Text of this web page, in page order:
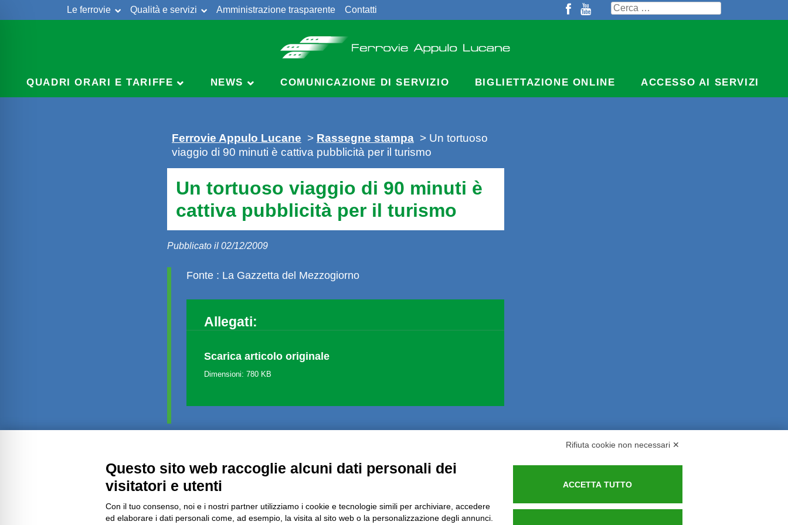
Le ferrovie Qualità e servizi Amministrazione trasparente Contatti
Ricerca
per:
QUADRI ORARI E TARIFFE NEWS COMUNICAZIONE DI SERVIZIO BIGLIETTAZIONE ONLINE ACCESSO AI SERVIZI
Ferrovie Appulo Lucane > Rassegne stampa > Un tortuoso
viaggio di 90 minuti è cattiva pubblicità per il turismo
Un tortuoso viaggio di 90 minuti è
cattiva pubblicità per il turismo
Pubblicato il 02/12/2009
Fonte : La Gazzetta del Mezzogiorno
Allegati:
Scarica articolo originale
Dimensioni: 780 KB
Amministrazione trasparente Rimborsi ed Indennizzi Contatti
Rifiuta cookie non necessari ✕
Questo sito web raccoglie alcuni dati personali dei
visitatori e utenti
Con il tuo consenso, noi e i nostri partner utilizziamo i cookie e tecnologie simili per archiviare, accedere
ed elaborare i dati personali come, ad esempio, la visita al sito web o la personalizzazione degli annunci.
ACCETTA TUTTO